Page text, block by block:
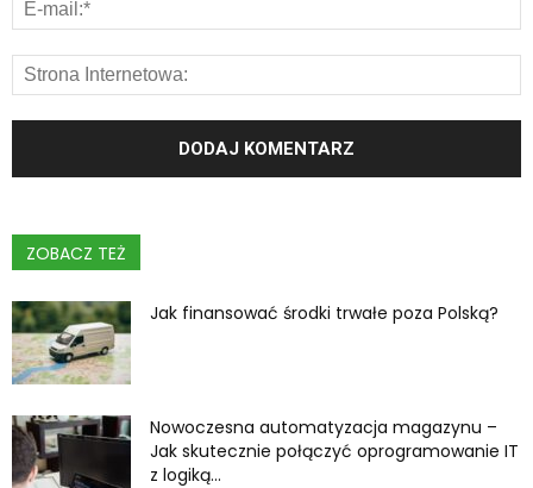
ZOBACZ TEŻ
Jak finansować środki trwałe poza Polską?
Nowoczesna automatyzacja magazynu –
Jak skutecznie połączyć oprogramowanie IT
z logiką...